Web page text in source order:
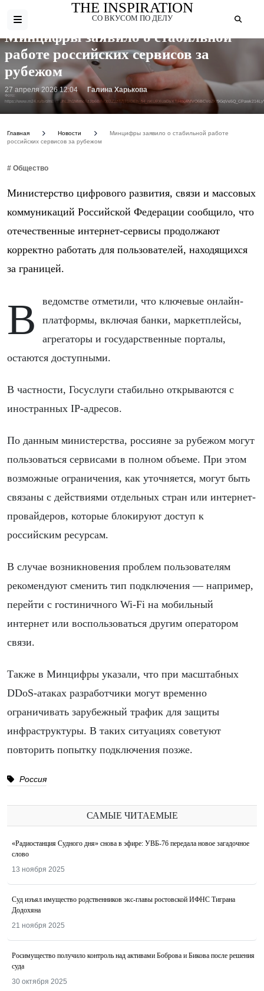
THE INSPIRATION
СО ВКУСОМ ПО ДЕЛУ
Фото:
https://www.m24.ru/b/d/
Минцифры заявило о стабильной
работе российских сервисов за
рубежом
27 апреля 2026 12:04 Галина Харькова
Главная Новости
Минцифры заявило о стабильной работе
российских сервисов за рубежом
# Общество
Министерство цифрового развития, связи и массовых
коммуникаций Российской Федерации сообщило, что
отечественные интернет-сервисы продолжают
корректно работать для пользователей, находящихся
за границей.
В ведомстве отметили, что ключевые онлайн-
платформы, включая банки, маркетплейсы,
агрегаторы и государственные порталы,
остаются доступными.
В частности, Госуслуги стабильно открываются с
иностранных IP-адресов.
По данным министерства, россияне за рубежом могут
пользоваться сервисами в полном объеме. При этом
возможные ограничения, как уточняется, могут быть
связаны с действиями отдельных стран или интернет-
провайдеров, которые блокируют доступ к
российским ресурсам.
В случае возникновения проблем пользователям
рекомендуют сменить тип подключения — например,
перейти с гостиничного Wi-Fi на мобильный
интернет или воспользоваться другим оператором
связи.
Также в Минцифры указали, что при масштабных
DDoS-атаках разработчики могут временно
ограничивать зарубежный трафик для защиты
инфраструктуры. В таких ситуациях советуют
повторить попытку подключения позже.
Россия
САМЫЕ ЧИТАЕМЫЕ
«Радиостанция Судного дня» снова в эфире: УВБ-76 передала новое загадочное
слово
13 ноября 2025
Суд изъял имущество родственников экс-главы ростовской ИФНС Тиграна
Додохяна
21 ноября 2025
Росимущество получило контроль над активами Боброва и Бикова после решения
суда
30 октября 2025